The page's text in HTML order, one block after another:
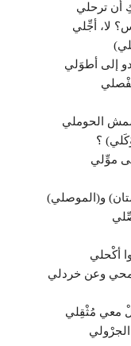
أن ترحلي
لا، أجِّلي
إلى أطوَلي
الحوملي
؟
موِّلي
و(الموصلي)
أكْحلي
وعن خردلي
معي مُثْقِلي